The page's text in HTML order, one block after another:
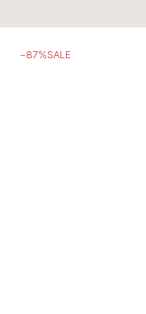
~87%SALE